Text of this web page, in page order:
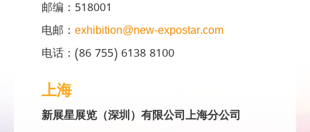
邮编：518001
电邮： exhibition@new-expostar.com
电话：(86 755) 6138 8100
上海
新展星展览（深圳）有限公司上海分公司